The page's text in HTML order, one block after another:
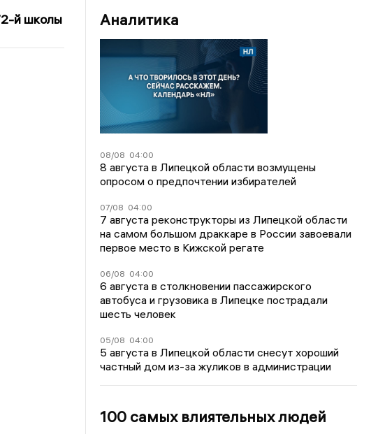
й школы
Аналитика
08/08 04:00
8 августа в Липецкой области возмущены
опросом о предпочтении избирателей
07/08 04:00
7 августа реконструкторы из Липецкой области
на самом большом драккаре в России завоевали
первое место в Кижской регате
06/08 04:00
6 августа в столкновении пассажирского
автобуса и грузовика в Липецке пострадали
шесть человек
05/08 04:00
5 августа в Липецкой области снесут хороший
частный дом из-за жуликов в администрации
100 самых влиятельных людей